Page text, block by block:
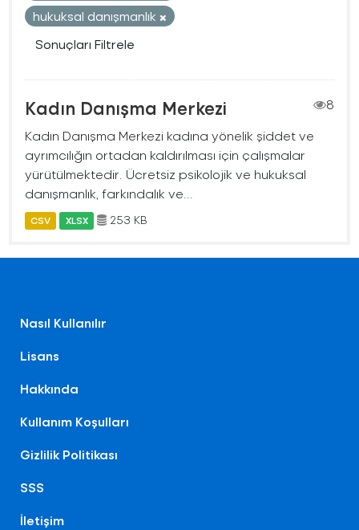
hukuksal danışmanlık
Sonuçları Filtrele
Kadın Danışma Merkezi
8
Kadın Danışma Merkezi kadına yönelik şiddet ve
ayrımcılığın ortadan kaldırılması için çalışmalar
yürütülmektedir. Ücretsiz psikolojik ve hukuksal
danışmanlık, farkındalık ve...
CSV XLSX 253 KB
Nasıl Kullanılır
Lisans
Hakkında
Kullanım Koşulları
Gizlilik Politikası
SSS
İletişim